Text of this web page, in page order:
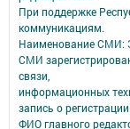
При поддержке
коммуникациям.
Наименование СМИ:
СМИ
связи,
информационных
запись о
ФИО главного